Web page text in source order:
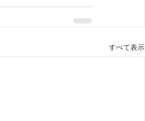
すべて表示